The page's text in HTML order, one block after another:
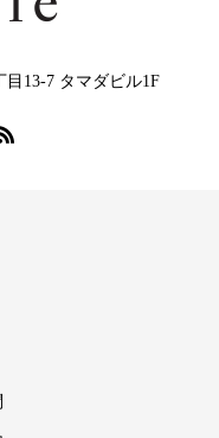
目13-7 タマダビル1F